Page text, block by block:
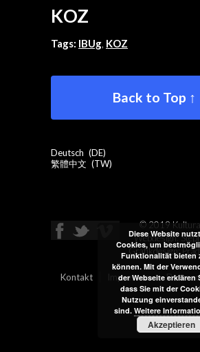
KOZ
Tags: IBUg, KOZ
Back to Top ↑
Deutsch
DE
繁體中文
TW
© 2019
Webdesign:
Grafikdesign:
Kontakt Impressum
Diese Website nutzt
Cookies, um
Funktionalität bieten
können. Mit der
der Webseite erklären
dass Sie mit der
Nutzung
sind. Weitere
Akzeptieren